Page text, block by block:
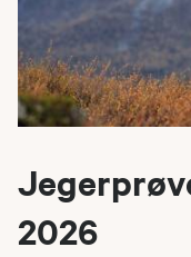
2026